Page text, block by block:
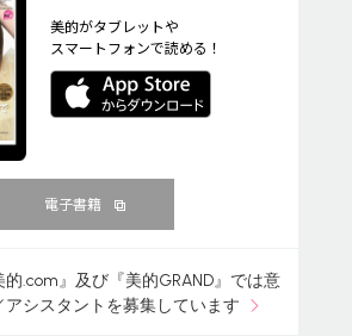
美的がタブレットや
スマートフォンで読める！
電子書籍
的.com』及び『美的GRAND』では意
シスタントを募集しています